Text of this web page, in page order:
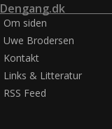
Dengang.dk
Om siden
Uwe Brodersen
Kontakt
Links & Litteratur
RSS Feed